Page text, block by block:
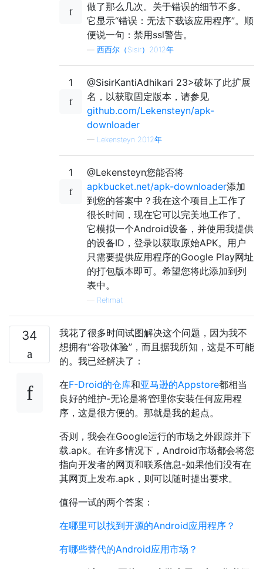
做了那么几次。关于错误的细节不多。
它显示“错误：无法下载该应用程序”。顺
便说一句：禁用ssl警告。
西西尔（Sisir）2012年
1
@SisirKantiAdhikari 23>破坏了此扩展
名，以获取固定版本，请参见
github.com/Lekensteyn/apk-
downloader
— Lekensteyn 2012年
1
@Lekensteyn您能否将
apkbucket.net/apk-downloader添加
到您的答案中？我在这个项目上工作了
很长时间，现在它可以完美地工作了。
它模拟一个Android设备，并使用我提供
的设备ID，登录以获取原始APK。用户
只需要提供应用程序的Google Play网址
的打包版本即可。希望您将此添加到列
表中。
— Rehmat
34
我花了很多时间试图解决这个问题，因为我不
想拥有“谷歌体验”，而且据我所知，这是不可能
的。我已经解决了：
在F-Droid的仓库和亚马逊的Appstore都相当
良好的维护-无论是将管理你安装任何应用程
序，这是很方便的。那就是我的起点。
否则，我会在Google运行的市场之外跟踪并下
载.apk。在许多情况下，Android市场都会将您
指向开发者的网页和联系信息-如果他们没有在
其网页上发布.apk，则可以随时提出要求。
值得一试的两个答案：
在哪里可以找到开源的Android应用程序？
有哪些替代的Android应用市场？